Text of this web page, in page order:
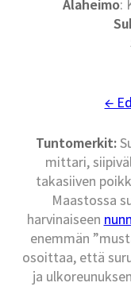
Alaheimo:
←
Tuntomerkit:
mittari,
takasiiven
Maastossa
harvinaiseen
enemmän
osoittaa, että
ja